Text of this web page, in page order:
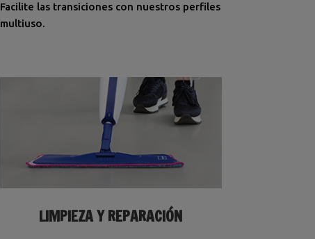
Facilite las transiciones con nuestros perfiles
multiuso.
LIMPIEZA Y REPARACIÓN